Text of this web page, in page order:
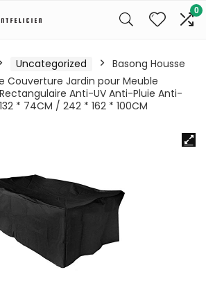
0
Uncategorized
Basong Housse
Couverture Jardin pour Meuble
Anti-UV Anti-Pluie Anti-
* 74CM / 242 * 162 * 100CM